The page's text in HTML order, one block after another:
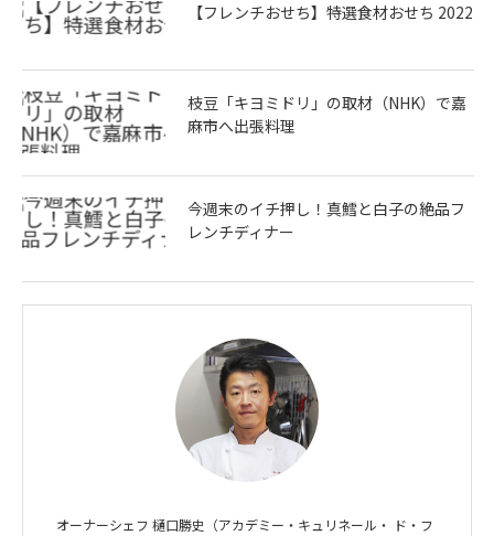
【フレンチおせち】特選食材おせち 2022
枝豆「キヨミドリ」の取材（NHK）で嘉
麻市へ出張料理
今週末のイチ押し！真鱈と白子の絶品フ
レンチディナー
オーナーシェフ 樋口勝史（アカデミー・キュリネール・ ド・フ